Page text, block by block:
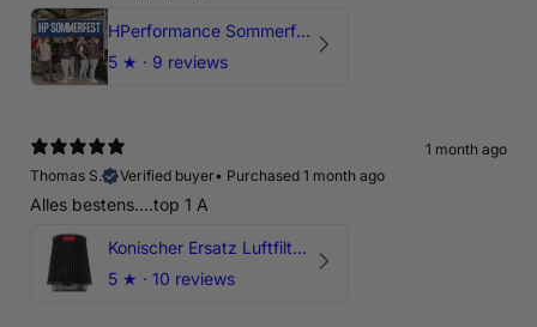
HPerformance Sommerfest 2026
5 ★ · 9 reviews
1 month ago
Thomas S.
Verified buyer• Purchased 1 month ago
Alles bestens....top 1 A
Konischer Ersatz Luftfilter Pilz - 4" & 5" Offene Ansaugung
5 ★ · 10 reviews